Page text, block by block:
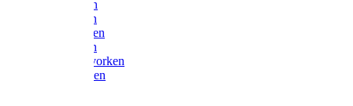
Hooivorken
Mestvorken
Bietenvorken
Maisvorken
Aardappelvorken
Vijgenvorken